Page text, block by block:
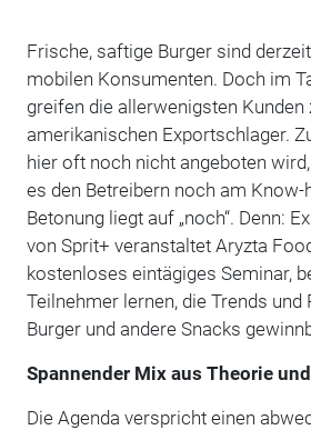
Frische, saftige Burger sind
mobilen Konsumenten. Doch im
greifen die allerwenigsten Kunden
amerikanischen Exportschlager.
hier oft noch nicht angeboten
es den Betreibern noch am
Betonung liegt auf „noch“. Denn:
von Sprit+ veranstaltet Aryzta
kostenloses eintägiges Seminar,
Teilnehmer lernen, die Trends und
Burger und andere Snacks
Spannender Mix aus Theorie
Die Agenda verspricht einen